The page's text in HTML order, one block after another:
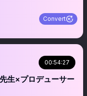
Convert
特区公式】毎週木曜放送
00:54:27
生×プロデューサー